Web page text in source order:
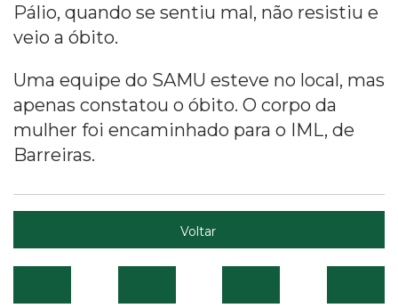
Pálio, quando se sentiu mal, não resistiu e
veio a óbito.
Uma equipe do SAMU esteve no local, mas
apenas constatou o óbito. O corpo da
mulher foi encaminhado para o IML, de
Barreiras.
Voltar